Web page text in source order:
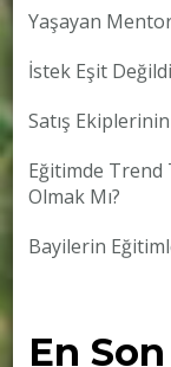
Yaşayan
İstek Eşit
Satış
Eğitimde Trend
Olmak Mı?
Bayilerin
En